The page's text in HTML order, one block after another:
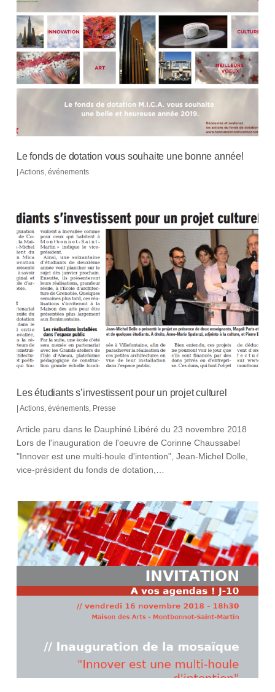
Le fonds de dotation vous souhaite une bonne année!
| Actions, événements
Les étudiants s’investissent pour un projet culturel
Actions, événements, Presse
Article paru dans le Dauphiné Libéré du 23 novembre 2018
Lors de l'inauguration de l'oeuvre de Corinne Chaussabel
"Innover est une multi-houle d'intention", Jean-Michel Dolle,
vice-président du fonds de dotation,…